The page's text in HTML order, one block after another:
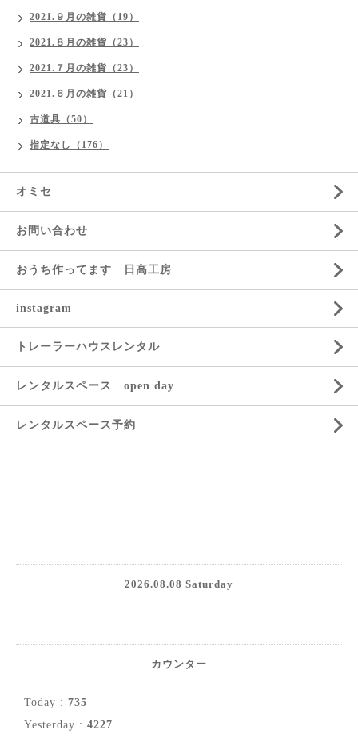
2021.９月の雑貨（19）
2021.８月の雑貨（23）
2021.７月の雑貨（23）
2021.６月の雑貨（21）
古道具（50）
指定なし（176）
オミセ
お問い合わせ
おうち作ってます 日高工房
instagram
トレーラーハウスレンタル
レンタルスペース open day
レンタルスペース予約
2026.08.08 Saturday
カウンター
Today : 735
Yesterday : 4227